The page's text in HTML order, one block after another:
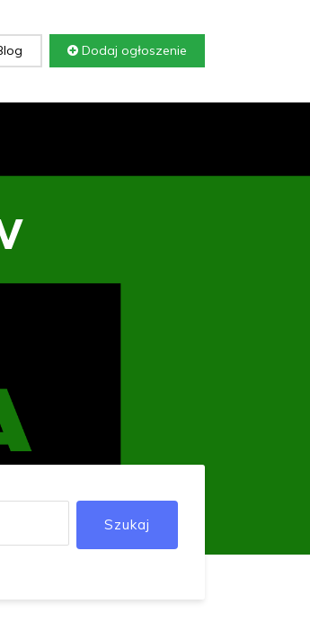
Dodaj ogłoszenie
Szukaj